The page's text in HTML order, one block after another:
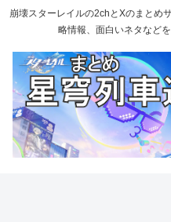
崩壊スターレイルの2chとXのまとめ
略情報、面白いネタなど